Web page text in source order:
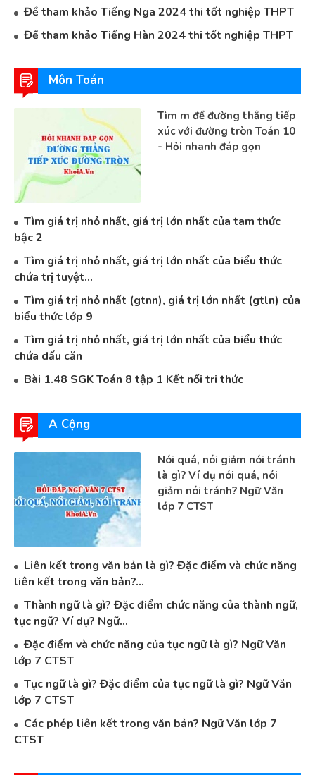
Đề tham khảo Tiếng Nga 2024 thi tốt nghiệp THPT
Đề tham khảo Tiếng Hàn 2024 thi tốt nghiệp THPT
Môn Toán
Tìm m để đường thẳng tiếp
xúc với đường tròn Toán 10
- Hỏi nhanh đáp gọn
Tìm giá trị nhỏ nhất, giá trị lớn nhất của tam thức
bậc 2
Tìm giá trị nhỏ nhất, giá trị lớn nhất của biểu thức
chứa trị tuyệt...
Tìm giá trị nhỏ nhất (gtnn), giá trị lớn nhất (gtln) của
biểu thức lớp 9
Tìm giá trị nhỏ nhất, giá trị lớn nhất của biểu thức
chứa dấu căn
Bài 1.48 SGK Toán 8 tập 1 Kết nối tri thức
A Cộng
Nói quá, nói giảm nói tránh
là gì? Ví dụ nói quá, nói
giảm nói tránh? Ngữ Văn
lớp 7 CTST
Liên kết trong văn bản là gì? Đặc điểm và chức năng
liên kết trong văn bản?...
Thành ngữ là gì? Đặc điểm chức năng của thành ngữ,
tục ngữ? Ví dụ? Ngữ...
Đặc điểm và chức năng của tục ngữ là gì? Ngữ Văn
lớp 7 CTST
Tục ngữ là gì? Đặc điểm của tục ngữ là gì? Ngữ Văn
lớp 7 CTST
Các phép liên kết trong văn bản? Ngữ Văn lớp 7
CTST